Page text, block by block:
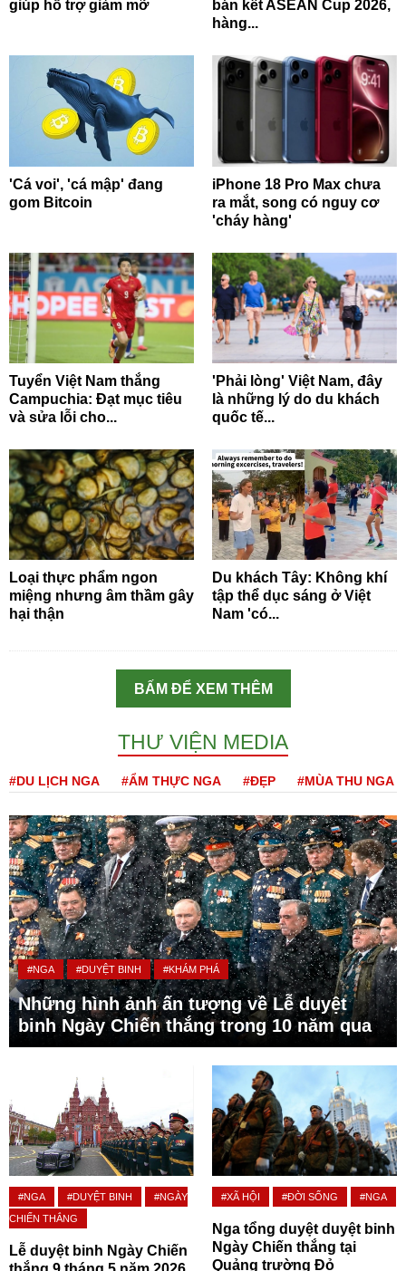
giúp hỗ trợ giảm mỡ
bán kết ASEAN Cup 2026,
hàng...
'Cá voi', 'cá mập' đang
gom Bitcoin
iPhone 18 Pro Max chưa
ra mắt, song có nguy cơ
'cháy hàng'
Tuyển Việt Nam thắng
Campuchia: Đạt mục tiêu
và sửa lỗi cho...
'Phải lòng' Việt Nam, đây
là những lý do du khách
quốc tế...
Loại thực phẩm ngon
miệng nhưng âm thầm gây
hại thận
Du khách Tây: Không khí
tập thể dục sáng ở Việt
Nam 'có...
BẤM ĐỂ XEM THÊM
THƯ VIỆN MEDIA
#DU LỊCH NGA #ẨM THỰC NGA #ĐẸP #MÙA THU NGA
#NGA #DUYỆT BINH #KHÁM PHÁ
Những hình ảnh ấn tượng về Lễ duyệt
binh Ngày Chiến thắng trong 10 năm qua
#NGA #DUYỆT BINH
#NGÀY
CHIẾN THẮNG
Lễ duyệt binh Ngày Chiến
#XÃ HỘI #ĐỜI SỐNG #NGA
Nga tổng duyệt duyệt binh
Ngày Chiến thắng tại
Quảng trường Đỏ